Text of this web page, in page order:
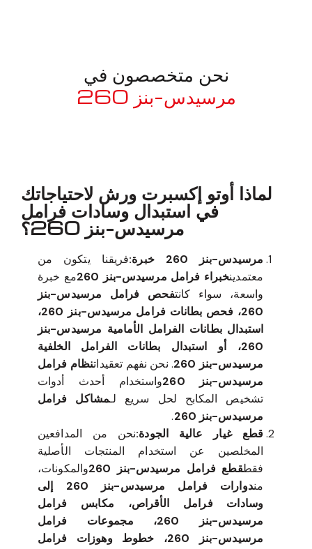
نحن متخصصون في
مرسيدس-بنز 260
لماذا أوتو إكسبرت ورش لاحتياجاتك
في استبدال وسادات فرامل
مرسيدس-بنز 260؟
مرسيدس-بنز 260 خبرة:
فريقنا يتكون من
معتمدينخبراء فرامل مرسيدس-بنز 260
مع خبرة
واسعة، سواء كانتفحص فرامل مرسيدس-بنز
260، فحص بطانات فرامل مرسيدس-بنز 260،
استبدال بطانات الفرامل الأمامية مرسيدس-بنز
260، أو استبدال بطانات الفرامل الخلفية
مرسيدس-بنز 260
. نحن نفهم تعقيداتنظام فرامل
مرسيدس-بنز 260
واستخدام أحدث أدوات
تشخيص المكابح لحل سريع لـمشاكل فرامل
مرسيدس-بنز 260
.
قطع غيار عالية الجودة:نحن من المدافعين
المخلصين عن استخدام المنتجات الأصلية
فقطقطع فرامل مرسيدس-بنز 260
والمكونات،
من
دوارات فرامل مرسيدس-بنز 260 إلى
وسادات فرامل الأقراص، مكابس فرامل
مرسيدس-بنز 260، مجموعات فرامل
مرسيدس-بنز 260، خطوط وهوزات فرامل